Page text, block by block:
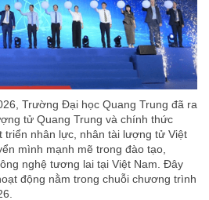
Trường Đại học Quang Trung đã ra
tử Quang Trung và chính thức
triển nhân lực, nhân tài lượng tử Việt
mình mạnh mẽ trong đào tạo,
nghệ tương lai tại Việt Nam. Đây
động nằm trong chuỗi chương trình